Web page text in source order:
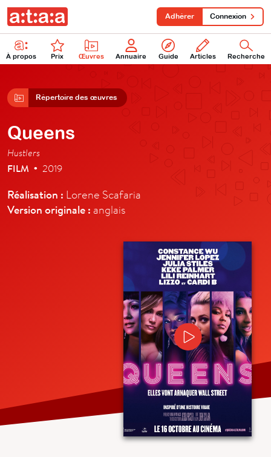
À propos Prix Œuvres Annuaire Guide Articles Recherche
Adhérer Connexion
Répertoire des œuvres
Queens
Hustlers
FILM • 2019
Réalisation : Lorene Scafaria
Version originale : anglais